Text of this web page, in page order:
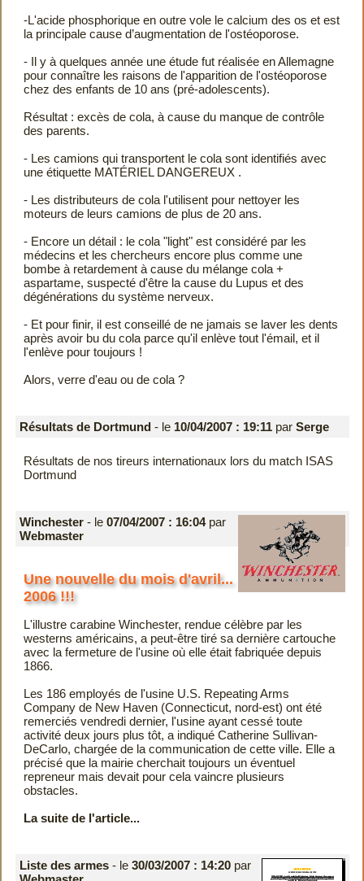
-L'acide phosphorique en outre vole le calcium des os et est
la principale cause d’augmentation de l'ostéoporose.
- Il y à quelques année une étude fut réalisée en Allemagne
pour connaître les raisons de l'apparition de l'ostéoporose
chez des enfants de 10 ans (pré-adolescents).
Résultat : excès de cola, à cause du manque de contrôle
des parents.
- Les camions qui transportent le cola sont identifiés avec
une étiquette MATÉRIEL DANGEREUX .
- Les distributeurs de cola l'utilisent pour nettoyer les
moteurs de leurs camions de plus de 20 ans.
- Encore un détail : le cola "light" est considéré par les
médecins et les chercheurs encore plus comme une
bombe à retardement à cause du mélange cola +
aspartame, suspecté d'être la cause du Lupus et des
dégénérations du système nerveux.
- Et pour finir, il est conseillé de ne jamais se laver les dents
après avoir bu du cola parce qu'il enlève tout l'émail, et il
l'enlève pour toujours !
Alors, verre d'eau ou de cola ?
Résultats de Dortmund - le 10/04/2007 : 19:11par Serge
Résultats de nos tireurs internationaux lors du match ISAS
Dortmund
Winchester - le 07/04/2007 : 16:04par
Webmaster
Une nouvelle du mois d'avril...
2006 !!!
L'illustre carabine Winchester, rendue célèbre par les
westerns américains, a peut-être tiré sa dernière cartouche
avec la fermeture de l'usine où elle était fabriquée depuis
1866.
Les 186 employés de l'usine U.S. Repeating Arms
Company de New Haven (Connecticut, nord-est) ont été
remerciés vendredi dernier, l'usine ayant cessé toute
activité deux jours plus tôt, a indiqué Catherine Sullivan-
DeCarlo, chargée de la communication de cette ville. Elle a
précisé que la mairie cherchait toujours un éventuel
repreneur mais devait pour cela vaincre plusieurs
obstacles.
La suite de l'article...
Liste des armes - le 30/03/2007 : 14:20par